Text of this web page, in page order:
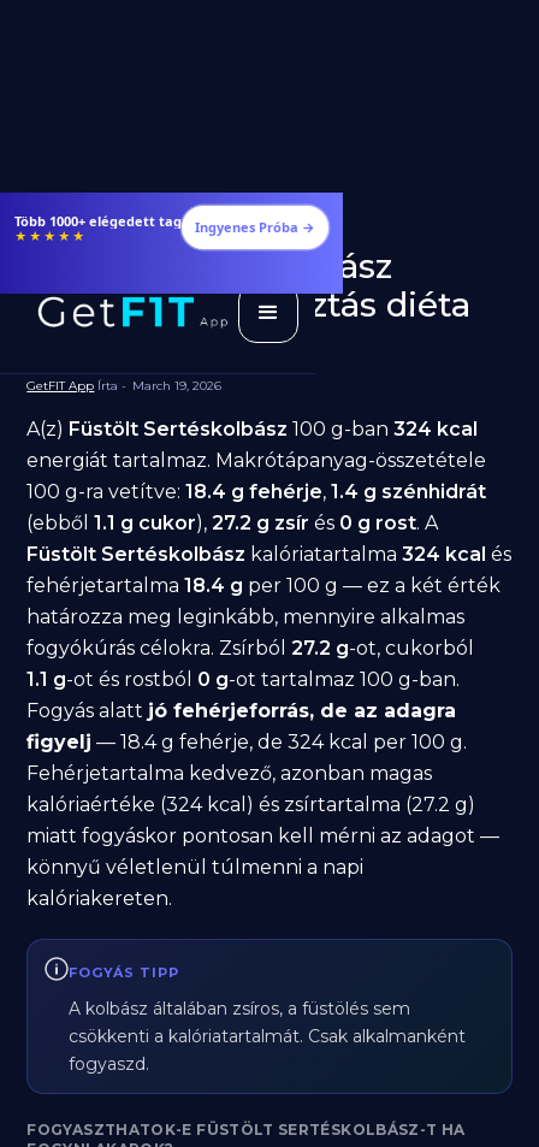
Étrendek, receptek és edzéstervek
★★★★★ Ingyenes Próba →
Füstölt Sertéskolbász
fogyásra: jó választás diéta
GetFIT App Írta - March 19, 2026
A(z) Füstölt Sertéskolbász 100 g-ban324 kcal
energiát tartalmaz. Makrótápanyag-összetétele
100 g-ra vetítve:18.4 g fehérje,1.4 g szénhidrát
(ebből1.1 g cukor),27.2 g zsír és 0 g rost. A
Füstölt Sertéskolbász kalóriatartalma324 kcal és
fehérjetartalma18.4 g per 100 g — ez a két érték
határozza meg leginkább, mennyire alkalmas
fogyókúrás célokra. Zsírból27.2 g-ot, cukorból
1.1 g-ot és rostból 0 g-ot tartalmaz 100 g-ban.
Fogyás alatt jó fehérjeforrás, de az adagra
figyelj — 18.4 g fehérje, de 324 kcal per 100 g.
Fehérjetartalma kedvező, azonban magas
kalóriaértéke (324 kcal) és zsírtartalma (27.2 g)
miatt fogyáskor pontosan kell mérni az adagot —
könnyű véletlenül túlmenni a napi
kalóriakereten.
FOGYÁS TIPP
A kolbász általában zsíros, a füstölés sem
csökkenti a kalóriatartalmát. Csak alkalmanként
fogyaszd.
FOGYASZTHATOK-E FÜSTÖLT SERTÉSKOLBÁSZ-T HA